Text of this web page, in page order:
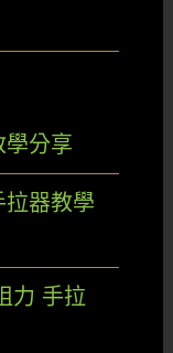
學分享
拉器教學
力 手拉